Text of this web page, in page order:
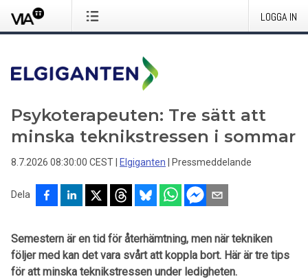
LOGGA IN
Psykoterapeuten: Tre sätt att
minska teknikstressen i sommar
8.7.2026 08:30:00 CEST Elgiganten Pressmeddelande
Dela
Semestern är en tid för återhämtning, men när tekniken
följer med kan det vara svårt att koppla bort. Här är tre tips
för att minska teknikstressen under ledigheten.